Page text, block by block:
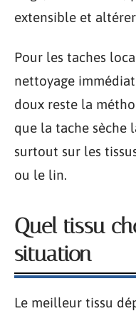
extensible et
Pour les taches
nettoyage
doux reste la
que la tache sèche
surtout sur les
ou le lin.
Quel tissu
situation
Le meilleur tissu